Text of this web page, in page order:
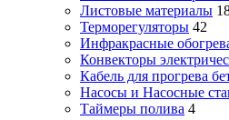
Листовые материалы
Терморегуляторы 42
Инфракрасные
Конвекторы
Кабель для прогрева
Насосы и Насосные
Таймеры полива 4